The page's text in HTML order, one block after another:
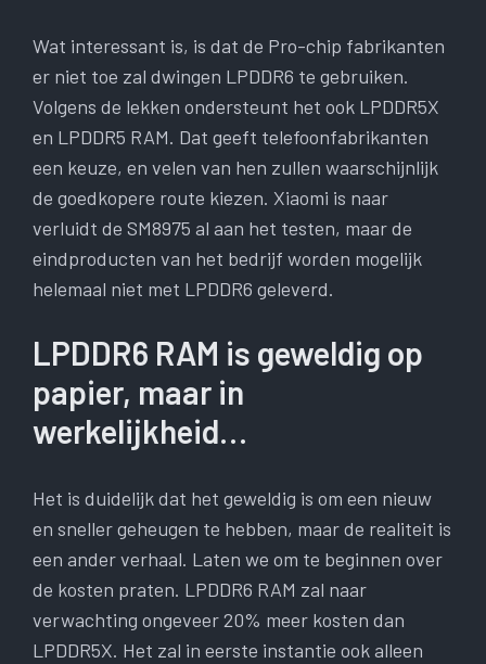
Wat interessant is, is dat de Pro-chip fabrikanten
er niet toe zal dwingen LPDDR6 te gebruiken.
Volgens de lekken ondersteunt het ook LPDDR5X
en LPDDR5 RAM. Dat geeft telefoonfabrikanten
een keuze, en velen van hen zullen waarschijnlijk
de goedkopere route kiezen. Xiaomi is naar
verluidt de SM8975 al aan het testen, maar de
eindproducten van het bedrijf worden mogelijk
helemaal niet met LPDDR6 geleverd.
LPDDR6 RAM is geweldig op
papier, maar in
werkelijkheid…
Het is duidelijk dat het geweldig is om een ​​nieuw
en sneller geheugen te hebben, maar de realiteit is
een ander verhaal. Laten we om te beginnen over
de kosten praten. LPDDR6 RAM zal naar
verwachting ongeveer 20% meer kosten dan
LPDDR5X. Het zal in eerste instantie ook alleen